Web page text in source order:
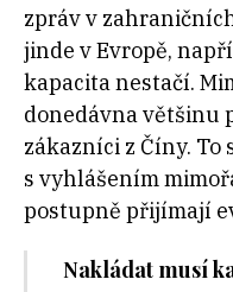
zpráv v
jinde v Evropě,
kapacita nestačí.
donedávna většinu
zákazníci z Číny.
s vyhlášením
postupně přijímají
Nakládat musí